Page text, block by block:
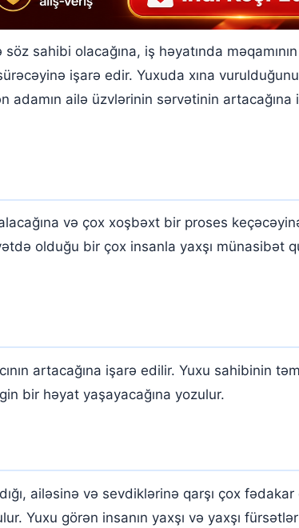
sahibi olacağına, iş həyatında məqamının
işarə edir. Yuxuda xına
adamın ailə üzvlərinin sərvətinin artacağına
və çox xoşbəxt bir proses
olduğu bir çox insanla yaxşı münasibət
artacağına işarə edilir. Yuxu sahibinin
bir həyat yaşayacağına yozulur.
ailəsinə və sevdiklərinə qarşı çox
Yuxu görən insanın yaxşı və yaxşı fürsətlər